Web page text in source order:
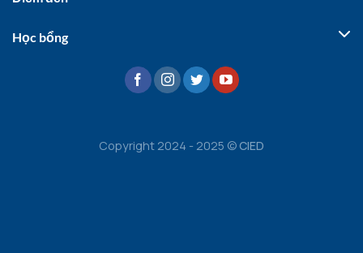
Học bổng
Copyright 2024 - 2025 ©CIED